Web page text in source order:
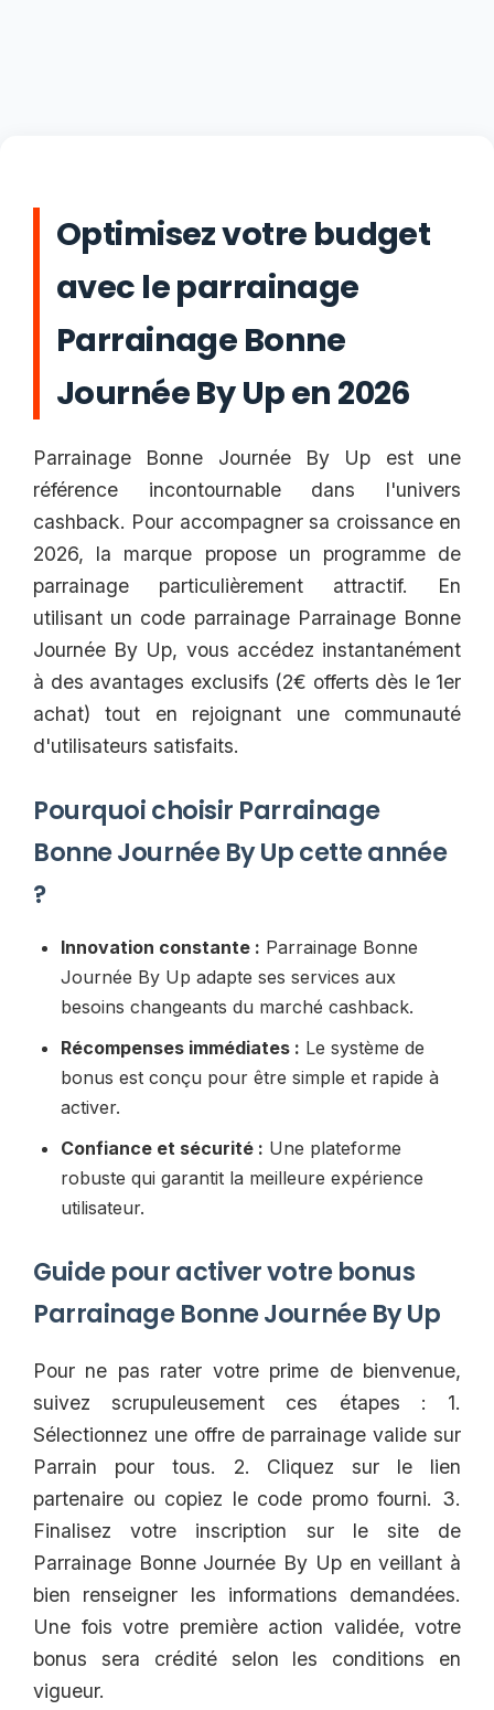
Optimisez votre budget
avec le parrainage
Parrainage Bonne
Journée By Up en 2026
Parrainage Bonne Journée By Up est une
référence incontournable dans l'univers
cashback. Pour accompagner sa croissance en
2026, la marque propose un programme de
parrainage particulièrement attractif. En
utilisant un code parrainage Parrainage Bonne
Journée By Up, vous accédez instantanément
à des avantages exclusifs (2€ offerts dès le 1er
achat) tout en rejoignant une communauté
d'utilisateurs satisfaits.
Pourquoi choisir Parrainage
Bonne Journée By Up cette année
?
Innovation constante : Parrainage Bonne
Journée By Up adapte ses services aux
besoins changeants du marché cashback.
Récompenses immédiates : Le système de
bonus est conçu pour être simple et rapide à
activer.
Confiance et sécurité : Une plateforme
robuste qui garantit la meilleure expérience
utilisateur.
Guide pour activer votre bonus
Parrainage Bonne Journée By Up
Pour ne pas rater votre prime de bienvenue,
suivez scrupuleusement ces étapes : 1.
Sélectionnez une offre de parrainage valide sur
Parrain pour tous. 2. Cliquez sur le lien
partenaire ou copiez le code promo fourni. 3.
Finalisez votre inscription sur le site de
Parrainage Bonne Journée By Up en veillant à
bien renseigner les informations demandées.
Une fois votre première action validée, votre
bonus sera crédité selon les conditions en
vigueur.